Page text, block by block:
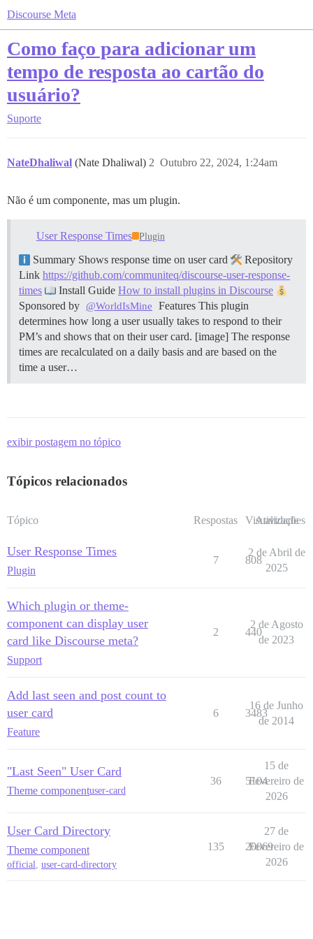
Discourse Meta
Como faço para adicionar um
tempo de resposta ao cartão do
usuário?
Suporte
NateDhaliwal (Nate Dhaliwal) Outubro 22, 2024, 1:24am
2
Não é um componente, mas um plugin.
User Response Times Plugin
Summary Shows response time on user card
Repository
Link https://github.com/communiteq/discourse-user-response-
times
Install Guide How to install plugins in Discourse
Sponsored by @WorldIsMine
Features This plugin
determines how long a user usually takes to respond to their
PM’s and shows that on their user card. [image] The response
times are recalculated on a daily basis and are based on the
time a user…
exibir postagem no tópico
Tópicos relacionados
Tópico Respostas Visualizações
Atividade
User Response Times
Plugin
7 808
2 de Abril de
2025
Which plugin or theme-
component can display user
card like Discourse meta?
Support
2 440
2 de Agosto
de 2023
Add last seen and post count to
user card
Feature
6 3483
16 de Junho
de 2014
"Last Seen" User Card
Theme componentuser-card
36 5104
15 de
Fevereiro de
2026
User Card Directory
Theme component
official user-card-directory
135 20069
27 de
Fevereiro de
2026